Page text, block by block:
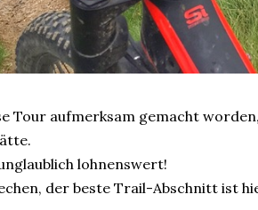
Tour aufmerksam gemacht
lohnenswert!
der beste Trail-Abschnitt ist